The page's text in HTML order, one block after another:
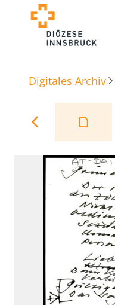
Digitales Archiv